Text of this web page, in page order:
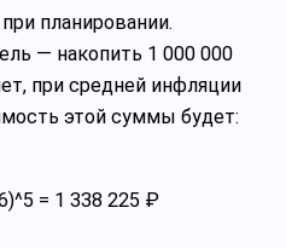
планировании.
— накопить 1 000 000
при средней инфляции
этой суммы будет:
= 1 338 225 ₽